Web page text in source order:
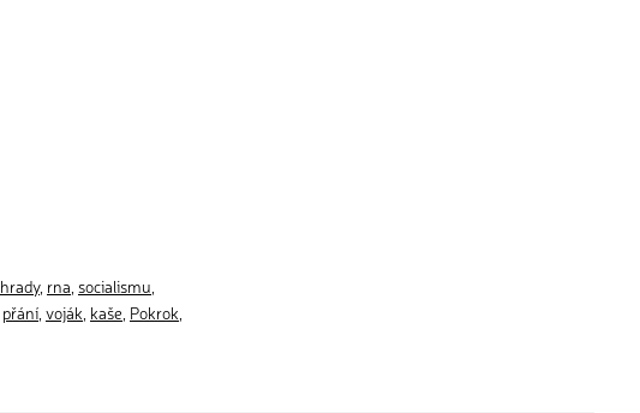
, rna socialismu
přání voják kaše Pokrok